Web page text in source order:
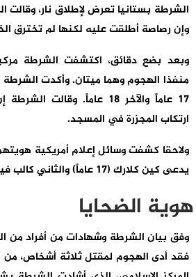
الشرطة بستانيا تعرض لإطلاق نار، وقالت
وإن رصاصة أطلقت عليه لكنها لم تخترق
وبعد بضع دقائق، اكتشفت الشرطة
منفذا الهجوم وهما ميتان. وأكدت الشرطة
17 عاماً والآخر 18 عاماً.
ارتكاب المجزرة في المسجد.
ولاحقا كشفت وسائل إعلام أمريكية
يدعى كين كلارك (17 عاماً) والثاني كالب فيلاسكيز (18 عاماً).
هوية الضحايا
وفق بيان الشرطة وشهادات من أفراد من
فقد أدى الهجوم لمقتل ثلاثة أشخاص،